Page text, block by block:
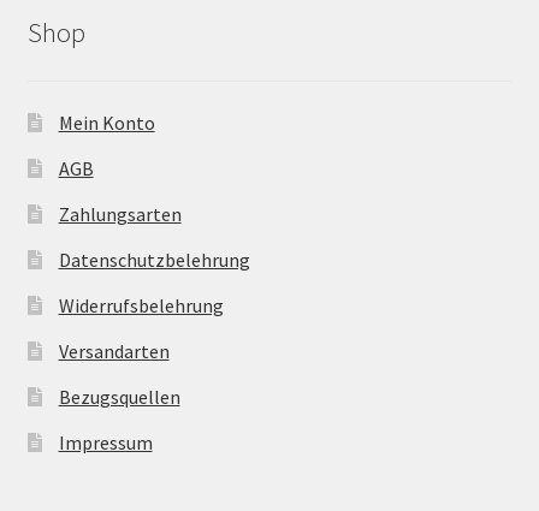
Shop
Mein Konto
AGB
Zahlungsarten
Datenschutzbelehrung
Widerrufsbelehrung
Versandarten
Bezugsquellen
Impressum